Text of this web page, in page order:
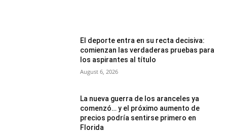
El deporte entra en su recta decisiva:
comienzan las verdaderas pruebas para
los aspirantes al título
August 6, 2026
La nueva guerra de los aranceles ya
comenzó… y el próximo aumento de
precios podría sentirse primero en
Florida